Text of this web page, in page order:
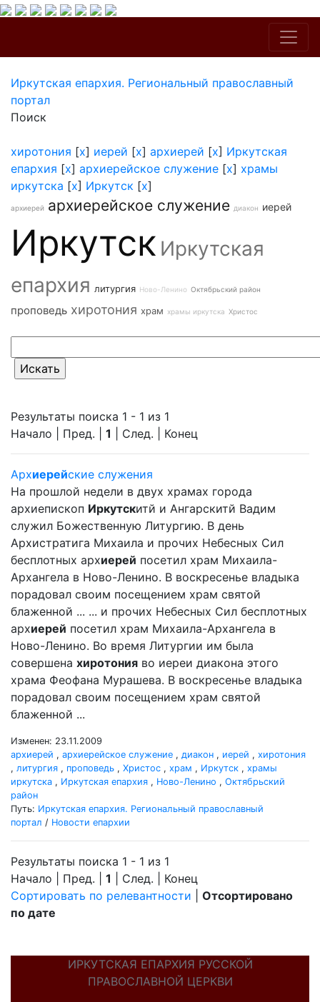
Иркутская епархия. Региональный православный
портал
Поиск
хиротония [x] иерей [x] архиерей [x] Иркутская
епархия [x] архиерейское служение [x] храмы
иркутска [x] Иркутск [x]
архиерей архиерейское служение диакон иерей
Иркутск Иркутская
епархия литургия Ново-Ленино Октябрьский район
проповедь хиротония храм храмы иркутска Христос
Результаты поиска 1 - 1 из 1
Начало | Пред. | 1 | След. | Конец
Архиерейские служения
На прошлой недели в двух храмах города
архиепископ Иркутскитй и Ангарскитй Вадим
служил Божественную Литургию. В день
Архистратига Михаила и прочих Небесных Сил
бесплотных архиерей посетил храм Михаила-
Архангела в Ново-Ленино. В воскресенье владыка
порадовал своим посещением храм святой
блаженной ... ... и прочих Небесных Сил бесплотных
архиерей посетил храм Михаила-Архангела в
Ново-Ленино. Во время Литургии им была
совершена хиротония во иереи диакона этого
храма Феофана Мурашева. В воскресенье владыка
порадовал своим посещением храм святой
блаженной ...
Изменен: 23.11.2009
архиерей , архиерейское служение , диакон , иерей , хиротония
, литургия , проповедь , Христос , храм , Иркутск , храмы
иркутска , Иркутская епархия , Ново-Ленино , Октябрьский
район
Путь: Иркутская епархия. Региональный православный
портал / Новости епархии
Результаты поиска 1 - 1 из 1
Начало | Пред. | 1 | След. | Конец
Сортировать по релевантности
Отсортировано
по дате
ИРКУТСКАЯ ЕПАРХИЯ РУССКОЙ
ПРАВОСЛАВНОЙ ЦЕРКВИ